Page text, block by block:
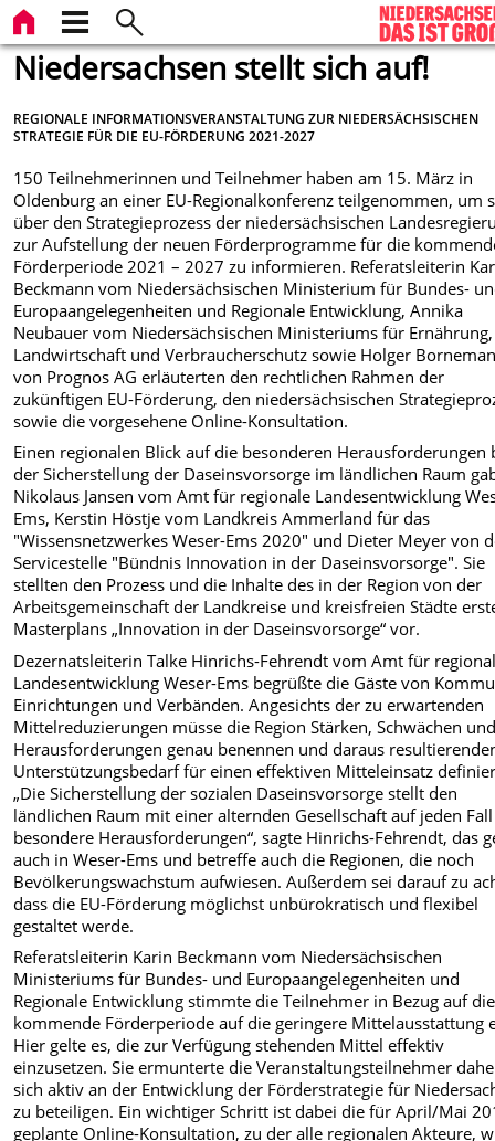
Niedersachsen stellt sich auf!
REGIONALE INFORMATIONSVERANSTALTUNG ZUR NIEDERSÄCHSISCHEN
STRATEGIE FÜR DIE EU-FÖRDERUNG 2021-2027
150 Teilnehmerinnen und Teilnehmer haben am 15. März in
Oldenburg an einer EU-Regionalkonferenz teilgenommen, um
über den Strategieprozess der niedersächsischen
zur Aufstellung der neuen Förderprogramme für die
Förderperiode 2021 – 2027 zu informieren. Referatsleiterin
Beckmann vom Niedersächsischen Ministerium für Bundes-
Europaangelegenheiten und Regionale Entwicklung, Annika
Neubauer vom Niedersächsischen Ministeriums für Ernährung,
Landwirtschaft und Verbraucherschutz sowie Holger
von Prognos AG erläuterten den rechtlichen Rahmen der
zukünftigen EU-Förderung, den niedersächsischen
sowie die vorgesehene Online-Konsultation.
Einen regionalen Blick auf die besonderen Herausforderungen
der Sicherstellung der Daseinsvorsorge im ländlichen Raum
Nikolaus Jansen vom Amt für regionale Landesentwicklung
Ems, Kerstin Höstje vom Landkreis Ammerland für das
"Wissensnetzwerkes Weser-Ems 2020" und Dieter Meyer von
Servicestelle "Bündnis Innovation in der Daseinsvorsorge". Sie
stellten den Prozess und die Inhalte des in der Region von der
Arbeitsgemeinschaft der Landkreise und kreisfreien Städte
Masterplans „Innovation in der Daseinsvorsorge“ vor.
Dezernatsleiterin Talke Hinrichs-Fehrendt vom Amt für
Landesentwicklung Weser-Ems begrüßte die Gäste von
Einrichtungen und Verbänden. Angesichts der zu erwartenden
Mittelreduzierungen müsse die Region Stärken, Schwächen
Herausforderungen genau benennen und daraus
Unterstützungsbedarf für einen effektiven Mitteleinsatz
„Die Sicherstellung der sozialen Daseinsvorsorge stellt den
ländlichen Raum mit einer alternden Gesellschaft auf jeden
besondere Herausforderungen“, sagte Hinrichs-Fehrendt, das
auch in Weser-Ems und betreffe auch die Regionen, die noch
Bevölkerungswachstum aufwiesen. Außerdem sei darauf zu
dass die EU-Förderung möglichst unbürokratisch und flexibel
gestaltet werde.
Referatsleiterin Karin Beckmann vom Niedersächsischen
Ministeriums für Bundes- und Europaangelegenheiten und
Regionale Entwicklung stimmte die Teilnehmer in Bezug auf die
kommende Förderperiode auf die geringere Mittelausstattung
Hier gelte es, die zur Verfügung stehenden Mittel effektiv
einzusetzen. Sie ermunterte die Veranstaltungsteilnehmer
sich aktiv an der Entwicklung der Förderstrategie für
zu beteiligen. Ein wichtiger Schritt ist dabei die für April/Mai
geplante Online-Konsultation, zu der alle regionalen Akteure,